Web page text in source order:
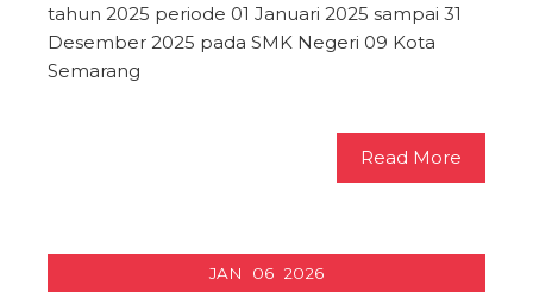
tahun 2025 periode 01 Januari 2025 sampai 31
Desember 2025 pada SMK Negeri 09 Kota
Semarang
Read More
JAN 06 2026